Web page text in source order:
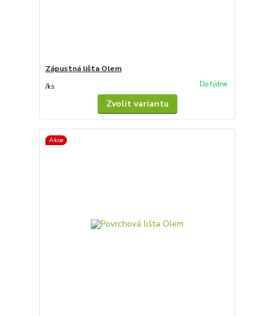
Zápustná lišta Olem
/ks Do týdne
Zvolit variantu
Akce